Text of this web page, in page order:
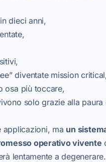
dieci anni,
diventate mission
osa più toccare,
solo grazie alla
applicazioni, ma un
operativo vivente
lentamente a degenerare.